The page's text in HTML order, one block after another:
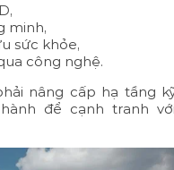
minh,
sức khỏe,
công nghệ.
nâng cấp hạ tầng
để cạnh tranh